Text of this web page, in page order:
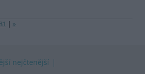
| »
nejčtenější